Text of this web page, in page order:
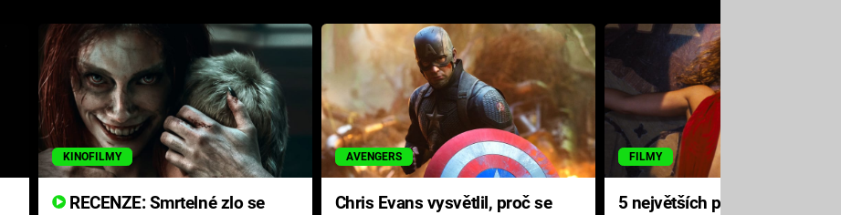
KINOFILMY
RECENZE: Smrtelné zlo se
AVENGERS
Chris Evans vysvětlil, proč se
FILMY
5 největších propadáků